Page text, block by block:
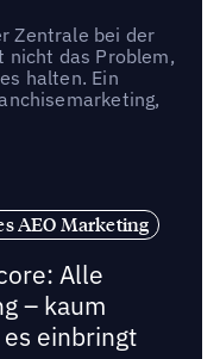
Zentrale bei der
nicht das Problem,
halten. Ein
AEO Marketing
Alle
– kaum
einbringt